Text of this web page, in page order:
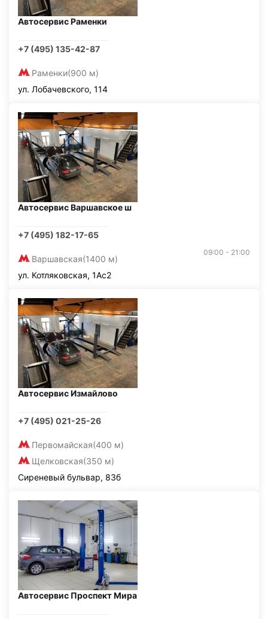
Автосервис Раменки
+7 (495) 135-42-87
Раменки(900 м)
ул. Лобачевского, 114
Автосервис Варшавское ш
+7 (495) 182-17-65
Варшавская(1400 м)
09:00 - 21:00
ул. Котляковская, 1Ас2
Автосервис Измайлово
+7 (495) 021-25-26
Первомайская(400 м)
Щелковская(350 м)
Сиреневый бульвар, 83б
Автосервис Проспект Мира